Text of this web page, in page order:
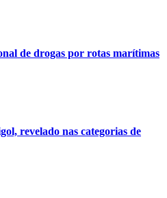
de drogas por rotas marítimas
revelado nas categorias de